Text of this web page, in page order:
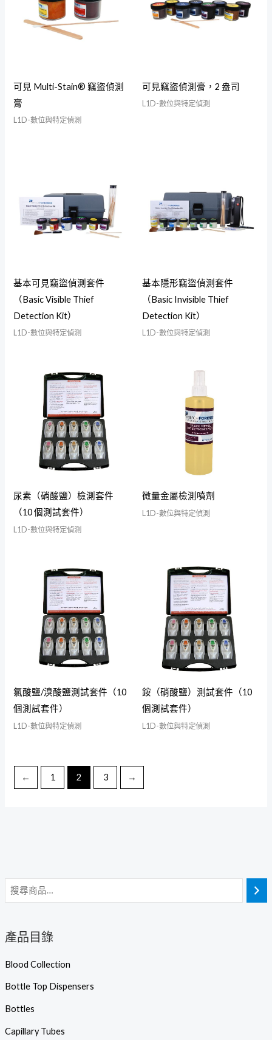
產品目錄
Blood Collection
Bottle Top Dispensers
Bottles
Capillary Tubes
可見 Multi-Stain® 竊盜偵測
膏
L1D-數位與特定偵測
可見竊盜偵測膏，2 盎司
L1D-數位與特定偵測
基本可見竊盜偵測套件
（Basic Visible Thief
Detection Kit）
L1D-數位與特定偵測
基本隱形竊盜偵測套件
（Basic Invisible Thief
Detection Kit）
L1D-數位與特定偵測
尿素（硝酸鹽）檢測套件
（10 個測試套件）
L1D-數位與特定偵測
微量金屬檢測噴劑
L1D-數位與特定偵測
氯酸鹽/溴酸鹽測試套件（10
個測試套件）
L1D-數位與特定偵測
銨（硝酸鹽）測試套件（10
個測試套件）
L1D-數位與特定偵測
← 1 2 3 →